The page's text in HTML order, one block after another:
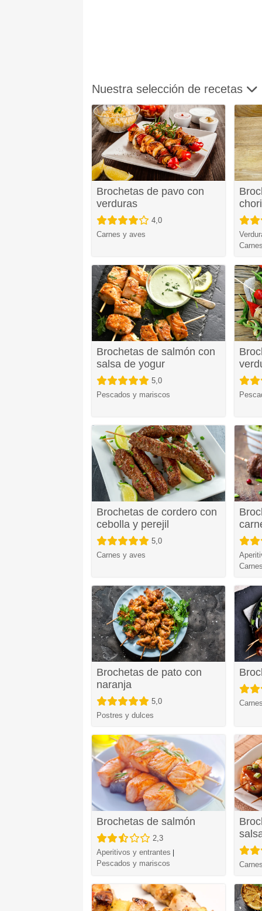
Nuestra selección de recetas
Brochetas de pavo con
verduras
4,0
Carnes y aves
Brochetas de salmón con
salsa de yogur
5,0
Pescados y mariscos
Brochetas de cordero con
cebolla y perejil
5,0
Carnes y aves
Brochetas de pato con
naranja
5,0
Postres y dulces
Brochetas de salmón
2,3
Aperitivos y entrantes
Pescados y mariscos